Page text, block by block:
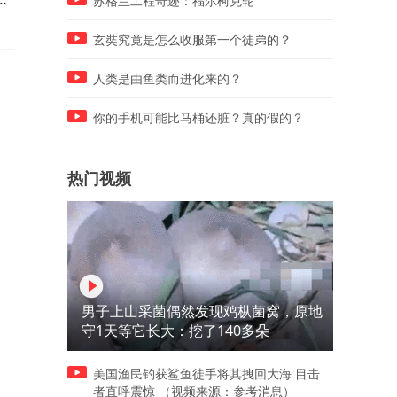
玄奘究竟是怎么收服第一个徒弟的？
人类是由鱼类而进化来的？
你的手机可能比马桶还脏？真的假的？
热门视频
男子上山采菌偶然发现鸡枞菌窝，原地
守1天等它长大：挖了140多朵
美国渔民钓获鲨鱼徒手将其拽回大海 目击
者直呼震惊 （视频来源：参考消息）